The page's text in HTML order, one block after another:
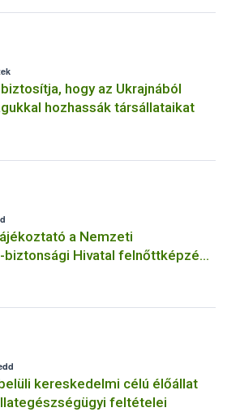
hogy az Ukrajnából
hozhassák társállataikat
a Nemzeti
biztonsági Hivatal felnőttképzési
kapcsolódó adatkezeléséhez
kereskedelmi célú élőállat
feltételei